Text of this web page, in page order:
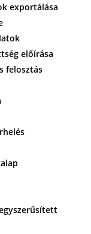
exportálása
előírása
felosztás